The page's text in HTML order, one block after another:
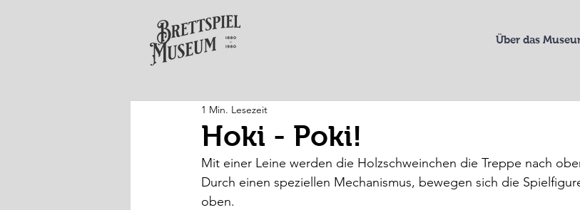
Über das
Hoki - Poki!
1 Min. Lesezeit
Mit einer Leine werden die Holzschweinchen die Treppe nach
Durch einen speziellen Mechanismus, bewegen sich die
oben.